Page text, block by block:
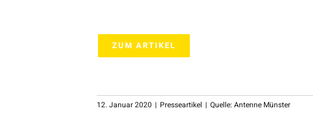
ZUM ARTIKEL
12. Januar 2020 | Presseartikel | Quelle: Antenne Münster